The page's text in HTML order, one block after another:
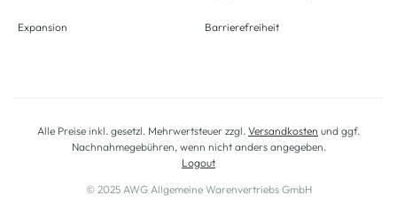
Expansion Barrierefreiheit
Alle Preise inkl. gesetzl. Mehrwertsteuer zzgl. Versandkosten und ggf.
Nachnahmegebühren, wenn nicht anders angegeben.
Logout
© 2025 AWG Allgemeine Warenvertriebs GmbH